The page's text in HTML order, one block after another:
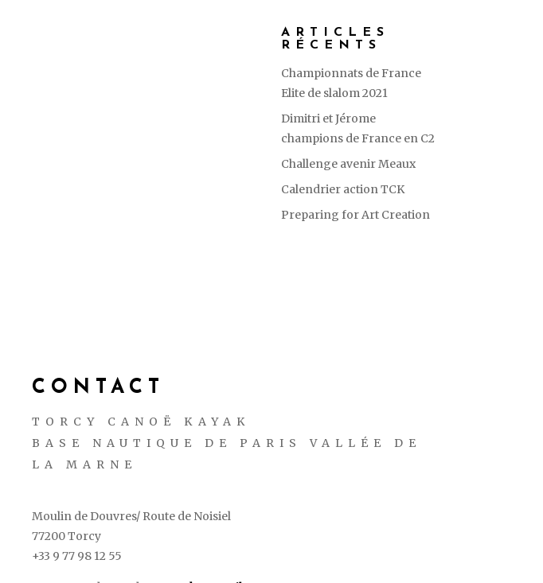
ARTICLES
RÉCENTS
Championnats de France
Elite de slalom 2021
Dimitri et Jérome
champions de France en C2
Challenge avenir Meaux
Calendrier action TCK
Preparing for Art Creation
CONTACT
TORCY CANOË KAYAK
BASE NAUTIQUE DE PARIS VALLÉE DE
LA MARNE
Moulin de Douvres/ Route de Noisiel
77200 Torcy
+33 9 77 98 12 55